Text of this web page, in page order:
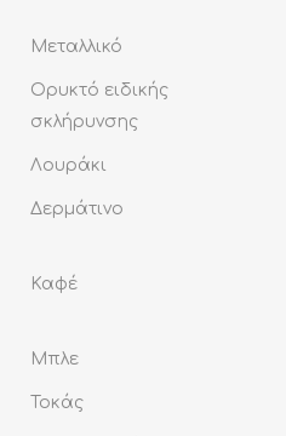
Μεταλλικό
Ορυκτό ειδικής
σκλήρυνσης
Λουράκι
Δερμάτινο
Καφέ
Μπλε
Τοκάς